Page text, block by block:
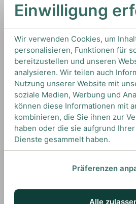
In den
Tequila Reposado von
Herraduraaus
TIPS & TRICKS
HOW TO DRINK
Wir empfehlen diesen Tequila
um all seine Aromen optimal
Einwilligung
Wir verwenden Cookies, um
personalisieren, Funktionen für
bereitzustellen und unseren
analysieren. Wir teilen auch
Nutzung unserer Website mit
soziale Medien, Werbung und
können diese Informationen mit
kombinieren, die Sie ihnen zur
haben oder die sie aufgrund
Dienste gesammelt haben.
Präferenzen
Alle